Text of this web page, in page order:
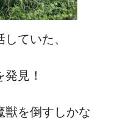
ていた、
見！
獣を倒すしかな